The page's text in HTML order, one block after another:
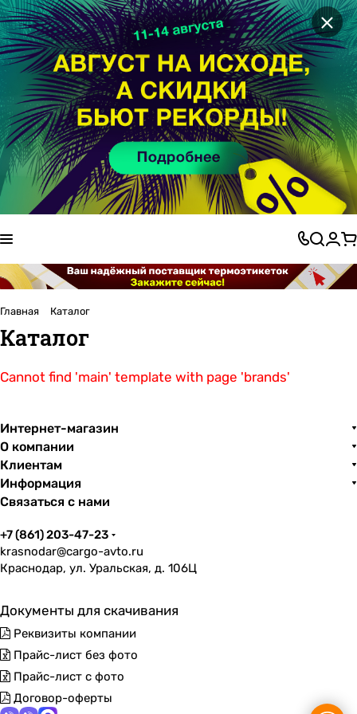
×
Главная Каталог
Каталог
Cannot find 'main' template with page 'brands'
Интернет-магазин
О компании
Клиентам
Информация
Связаться с нами
+7 (861) 203-47-23
krasnodar@cargo-avto.ru
Краснодар, ул. Уральская, д. 106Ц
Документы для скачивания
Реквизиты компании
Прайс-лист без фото
Прайс-лист с фото
Договор-оферты